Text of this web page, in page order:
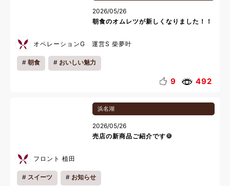
2026/05/26
朝食のオムレツが新しくなりました！！
オペレーションG 運営S 柴夢叶
朝食 おいしい魅力
9 492
浜名湖
2026/05/26
売店の新商品ご紹介です🍪
フロント 植田
スイーツ お知らせ